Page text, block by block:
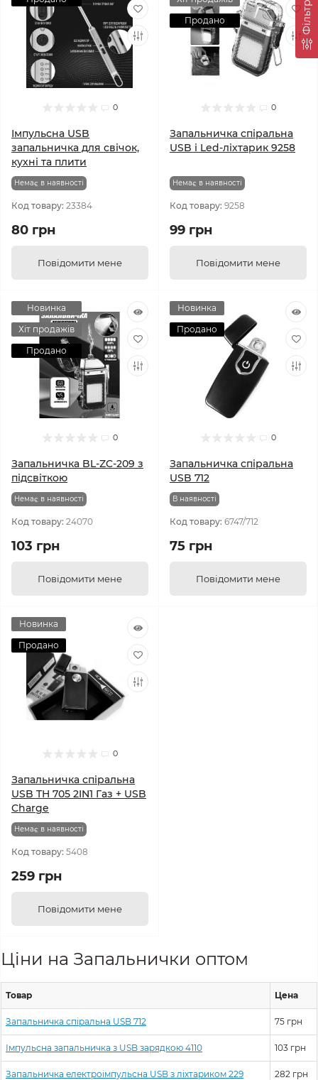
Фільтр
0
Імпульсна USB
запальничка для свічок,
кухні та плити
Немає в наявності
Код товару: 23384
80 грн
Повідомити мене
Продано
0
Запальничка спіральна
USB і Led-ліхтарик 9258
Немає в наявності
Код товару: 9258
99 грн
Повідомити мене
Новинка
Хіт продажів
Продано
0
Запальничка BL-ZC-209 з
підсвіткою
Немає в наявності
Код товару: 24070
103 грн
Повідомити мене
Новинка
Продано
0
Запальничка спіральна
USB 712
В наявності
Код товару: 6747/712
75 грн
Повідомити мене
Новинка
Продано
0
Запальничка спіральна
USB TH 705 2IN1 Газ + USB
Charge
Немає в наявності
Код товару: 5408
259 грн
Повідомити мене
Ціни на Запальнички оптом
Товар Цена
Запальничка спіральна USB 712 75 грн
Імпульсна запальничка з USB зарядкою 4110 103 грн
Запальничка електроімпульсна USB з ліхтариком 229 282 грн